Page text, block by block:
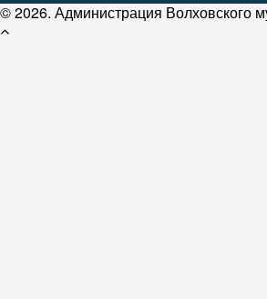
© 2026. Администрация Волховского